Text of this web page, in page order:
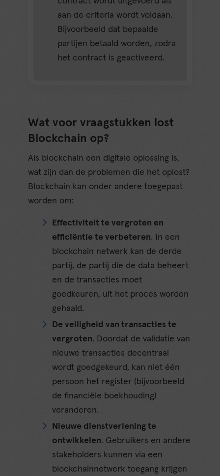
aan de criteria wordt voldaan.
Bijvoorbeeld dat bepaalde
partijen betaald worden, zodra
het contract is geactiveerd.
Wat voor vraagstukken lost
Blockchain op?
Als blockchain een digitale oplossing is,
wat zijn dan de problemen die het oplost?
Blockchain kan onder andere toegepast
worden om:
Effectiviteit te vergroten en
efficiëntie te verbeteren. In een
blockchain netwerk kan de derde
partij, de partij die de data beheert
en de transacties moet
goedkeuren, uit het proces worden
gehaald.
De veiligheid van transacties te
vergroten. Doordat de validatie van
nieuwe transacties decentraal
wordt goedgekeurd, kan niet één
persoon het register (bijvoorbeeld
de financiële boekhouding)
veranderen.
Nieuwe dienstverlening te
ontwikkelen. Gebruikers en andere
stakeholders kunnen via een
blockchainnetwerk toegang krijgen